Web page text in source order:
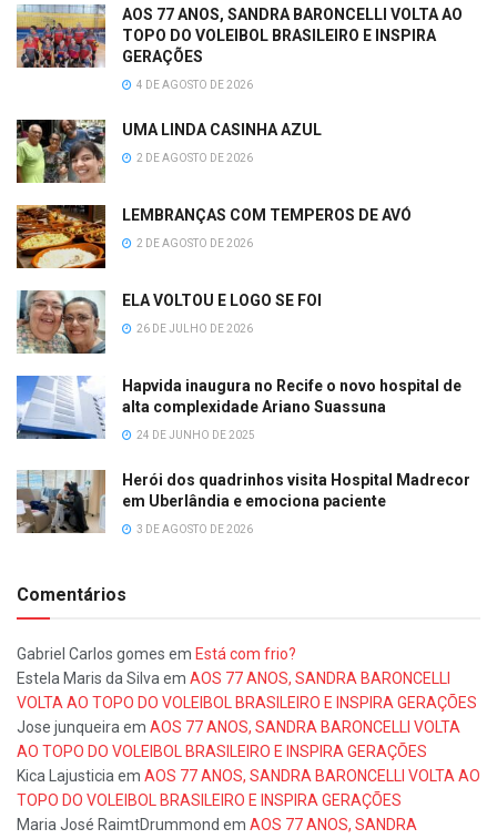
AOS 77 ANOS, SANDRA BARONCELLI VOLTA AO
TOPO DO VOLEIBOL BRASILEIRO E INSPIRA
GERAÇÕES
4 DE AGOSTO DE 2026
UMA LINDA CASINHA AZUL
2 DE AGOSTO DE 2026
LEMBRANÇAS COM TEMPEROS DE AVÓ
2 DE AGOSTO DE 2026
ELA VOLTOU E LOGO SE FOI
26 DE JULHO DE 2026
Hapvida inaugura no Recife o novo hospital de
alta complexidade Ariano Suassuna
24 DE JUNHO DE 2025
Herói dos quadrinhos visita Hospital Madrecor
em Uberlândia e emociona paciente
3 DE AGOSTO DE 2026
Comentários
Gabriel Carlos gomes em Está com frio?
Estela Maris da Silva em AOS 77 ANOS, SANDRA BARONCELLI
VOLTA AO TOPO DO VOLEIBOL BRASILEIRO E INSPIRA GERAÇÕES
Jose junqueira em AOS 77 ANOS, SANDRA BARONCELLI VOLTA
AO TOPO DO VOLEIBOL BRASILEIRO E INSPIRA GERAÇÕES
Kica Lajusticia em AOS 77 ANOS, SANDRA BARONCELLI VOLTA AO
TOPO DO VOLEIBOL BRASILEIRO E INSPIRA GERAÇÕES
Maria José RaimtDrummond em AOS 77 ANOS, SANDRA